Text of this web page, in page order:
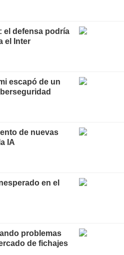
el defensa podría
el Inter
escapó de un
de nuevas
IA
en el
problemas
de fichajes